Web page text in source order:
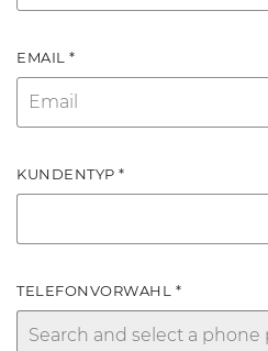
EMAIL *
KUNDENTYP *
TELEFONVORWAHL *